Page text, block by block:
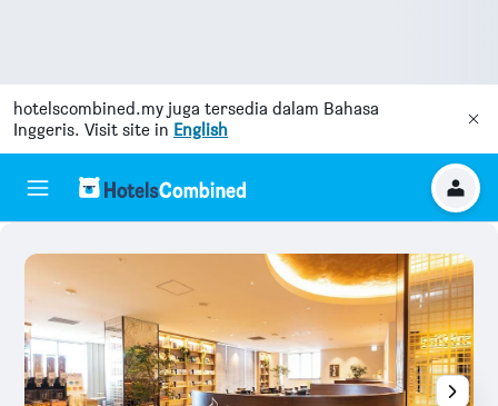
hotelscombined.my juga tersedia dalam Bahasa
Inggeris. Visit site in English